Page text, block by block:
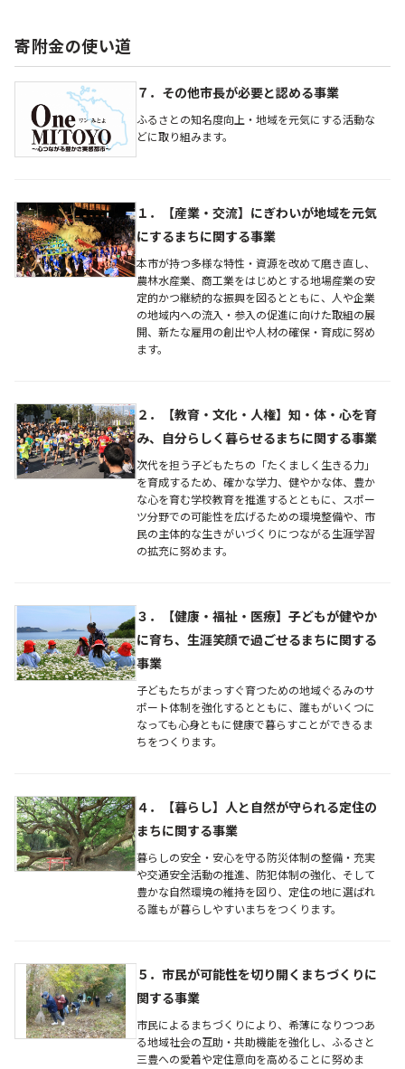
寄附金の使い道
７．その他市長が必要と認める事業
ふるさとの知名度向上・地域を元気にする活動な
どに取り組みます。
１．【産業・交流】にぎわいが地域を元気
にするまちに関する事業
本市が持つ多様な特性・資源を改めて磨き直し、
農林水産業、商工業をはじめとする地場産業の安
定的かつ継続的な振興を図るとともに、人や企業
の地域内への流入・参入の促進に向けた取組の展
開、新たな雇用の創出や人材の確保・育成に努め
ます。
２．【教育・文化・人権】知・体・心を育
み、自分らしく暮らせるまちに関する事業
次代を担う子どもたちの「たくましく生きる力」
を育成するため、確かな学力、健やかな体、豊か
な心を育む学校教育を推進するとともに、スポー
ツ分野での可能性を広げるための環境整備や、市
民の主体的な生きがいづくりにつながる生涯学習
の拡充に努めます。
３．【健康・福祉・医療】子どもが健やか
に育ち、生涯笑顔で過ごせるまちに関する
事業
子どもたちがまっすぐ育つための地域ぐるみのサ
ポート体制を強化するとともに、誰もがいくつに
なっても心身ともに健康で暮らすことができるま
ちをつくります。
４．【暮らし】人と自然が守られる定住の
まちに関する事業
暮らしの安全・安心を守る防災体制の整備・充実
や交通安全活動の推進、防犯体制の強化、そして
豊かな自然環境の維持を図り、定住の地に選ばれ
る誰もが暮らしやすいまちをつくります。
５．市民が可能性を切り開くまちづくりに
関する事業
市民によるまちづくりにより、希薄になりつつあ
る地域社会の互助・共助機能を強化し、ふるさと
三豊への愛着や定住意向を高めることに努めま